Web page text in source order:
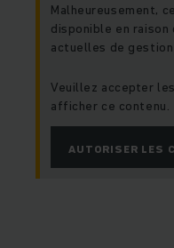
Malheureusement,
disponible en
actuelles de
Veuillez accepter
afficher ce contenu.
AUTORISER LES